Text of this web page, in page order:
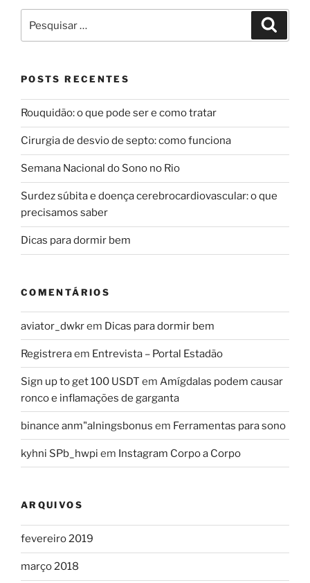
por:
POSTS RECENTES
Rouquidão: o que pode ser e como tratar
Cirurgia de desvio de septo: como funciona
Semana Nacional do Sono no Rio
Surdez súbita e doença cerebrocardiovascular: o que
precisamos saber
Dicas para dormir bem
COMENTÁRIOS
aviator_dwkrem Dicas para dormir bem
Registreraem Entrevista – Portal Estadão
Sign up to get 100 USDT em Amígdalas podem causar
ronco e inflamações de garganta
binance anm"alningsbonus em Ferramentas para sono
kyhni SPb_hwpi em Instagram Corpo a Corpo
ARQUIVOS
fevereiro 2019
março 2018